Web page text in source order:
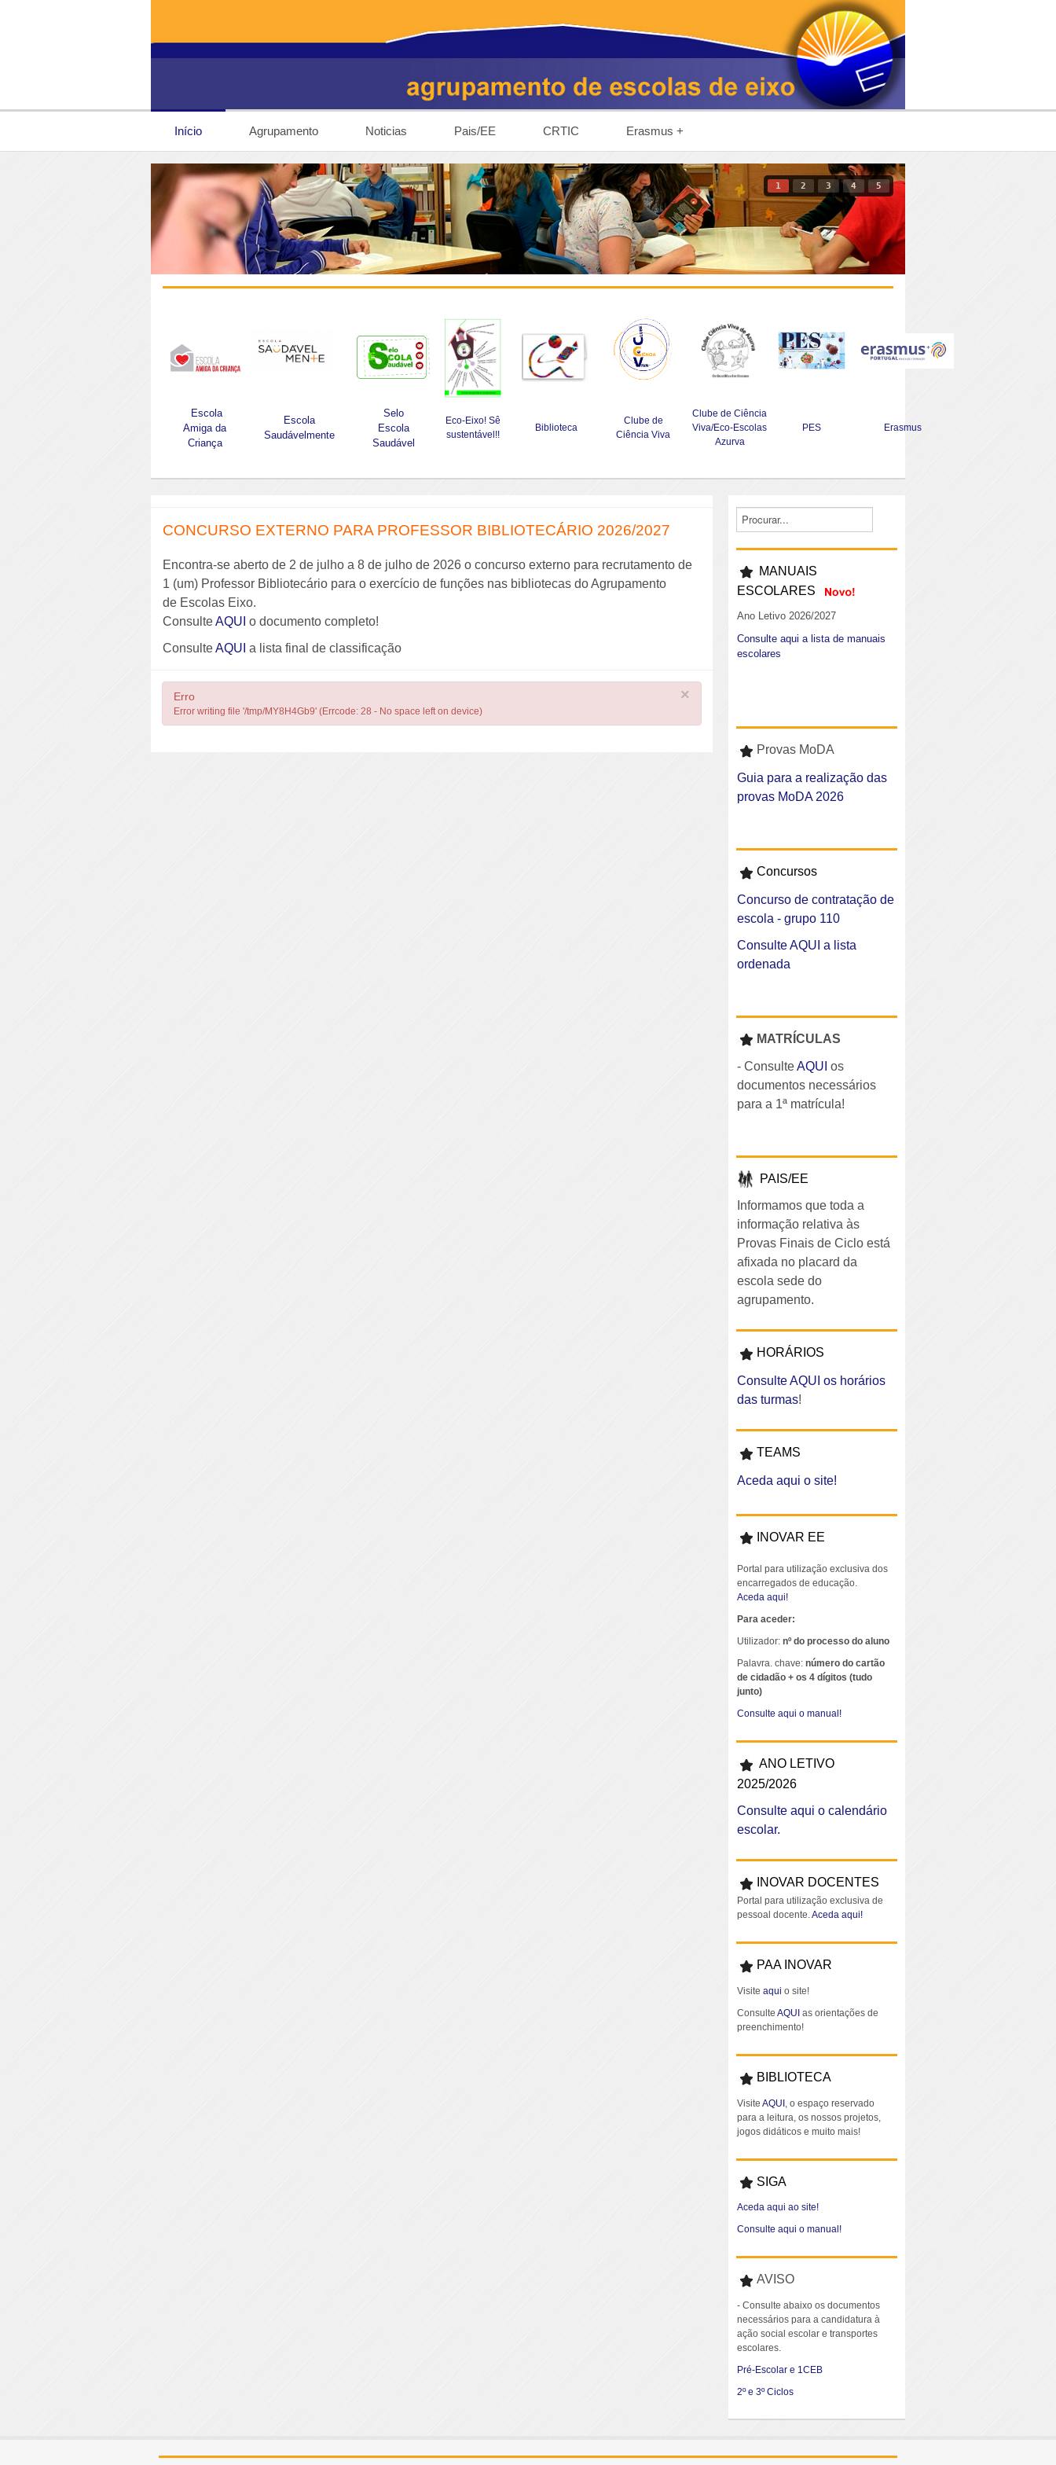
Início Agrupamento Noticias Pais/EE CRTIC Erasmus +
1 2 3 4 5
Escola
Amiga da
Criança
Escola
Saudávelmente
Selo
Escola
Saudável
Eco-Eixo! Sê
sustentável!!
Biblioteca
Clube de
Ciência Viva
Clube de Ciência
Viva/Eco-Escolas
Azurva
PES Erasmus
CONCURSO EXTERNO PARA PROFESSOR BIBLIOTECÁRIO 2026/2027
Encontra-se aberto de 2 de julho a 8 de julho de 2026 o concurso externo para recrutamento de
1 (um) Professor Bibliotecário para o exercício de funções nas bibliotecas do Agrupamento
de Escolas Eixo.
ConsulteAQUI o documento completo!
ConsulteAQUI a lista final de classificação
×
Erro
Error writing file '/tmp/MY8H4Gb9' (Errcode: 28 - No space left on device)
MANUAIS
ESCOLARES
Ano Letivo 2026/2027
Consulte aqui a lista de manuais
escolares
Provas MoDA
Guia para a realização das
provas MoDA 2026
Concursos
Concurso de contratação de
escola - grupo 110
Consulte AQUI a lista
ordenada
MATRÍCULAS
- ConsulteAQUI os
documentos necessários
para a 1ª matrícula!
PAIS/EE
Informamos que toda a
informação relativa às
Provas Finais de Ciclo está
afixada no placard da
escola sede do
agrupamento.
HORÁRIOS
Consulte AQUI os horários
das turmas!
TEAMS
Aceda aqui o site!
INOVAR EE
Portal para utilização exclusiva dos
encarregados de educação.
Aceda aqui!
Para aceder:
Utilizador: nº do processo do aluno
Palavra. chave:número do cartão
de cidadão + os 4 dígitos (tudo
junto)
Consulte aqui o manual!
ANO LETIVO
2025/2026
Consulte aqui o calendário
escolar.
INOVAR DOCENTES
Portal para utilização exclusiva de
pessoal docente.Aceda aqui!
PAA INOVAR
Visite aqui o site!
ConsulteAQUI as orientações de
preenchimento!
BIBLIOTECA
VisiteAQUI , o espaço reservado
para a leitura, os nossos projetos,
jogos didáticos e muito mais!
SIGA
Aceda aqui ao site!
Consulte aqui o manual!
AVISO
- Consulte abaixo os documentos
necessários para a candidatura à
ação social escolar e transportes
escolares.
Pré-Escolar e 1CEB
2º e 3º Ciclos